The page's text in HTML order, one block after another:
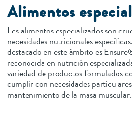
Alimentos
Los alimentos especializados son
necesidades nutricionales
destacado en este ámbito es
reconocida en nutrición
variedad de productos formulados
cumplir con necesidades
mantenimiento de la masa muscular.